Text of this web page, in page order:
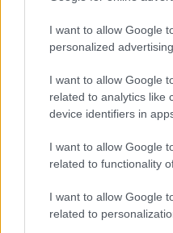
I want to allow Google
personalized advertising.
I want to allow Google
related to analytics like
device identifiers in
I want to allow Google
related to functionality
I want to allow Google
related to